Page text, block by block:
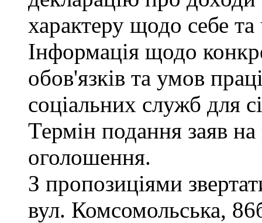
характеру щодо себе та
Інформація щодо
обов'язків та умов
соціальних служб для
Термін подання заяв
оголошення.
З пропозиціями
вул. Комсомольська,